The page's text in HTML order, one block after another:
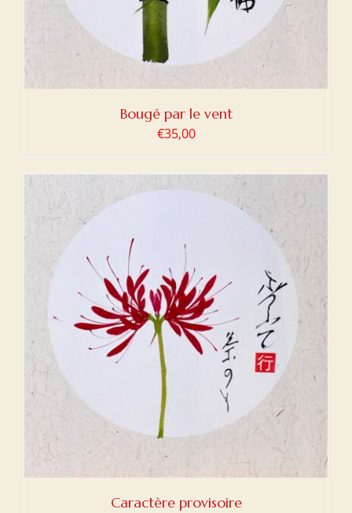
Bougé par le vent
€35,00
Caractère provisoire